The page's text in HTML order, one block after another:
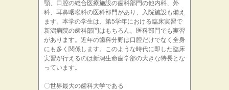
顎、口腔の総合医療施設の歯科部門の他内科、外
科、耳鼻咽喉科の医科部門があり、入院施設も備え
ます。本学の学生は、第5学年における臨床実習で
新潟病院の歯科部門はもちろん、医科部門でも実習
があります。近年の歯科分野は口腔だけでなく全身
にも多く関係します。このような時代に即した臨床
実習が行えるのは新潟生命歯学部の大きな特長とな
っています。
〇世界最大の歯科大学である